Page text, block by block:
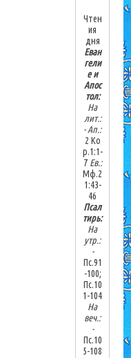
Чтен
ия
дня
Еван
гели
е и
Апос
тол:
На
лит.:
-Ап.:
2 Ко
р.1:1-
7Ев.:
Мф.2
1:43-
46
Псал
тирь:
На
утр.:
-
Пс.91
-100;
Пс.10
1-104
На
веч.:
-
Пс.10
5-108